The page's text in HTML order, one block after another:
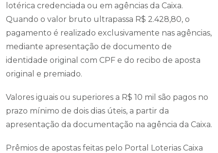
lotérica credenciada ou em agências da Caixa.
Quando o valor bruto ultrapassa R$ 2.428,80, o
pagamento é realizado exclusivamente nas agências,
mediante apresentação de documento de
identidade original com CPF e do recibo de aposta
original e premiado.
Valores iguais ou superiores a R$ 10 mil são pagos no
prazo mínimo de dois dias úteis, a partir da
apresentação da documentação na agência da Caixa.
Prêmios de apostas feitas pelo Portal Loterias Caixa